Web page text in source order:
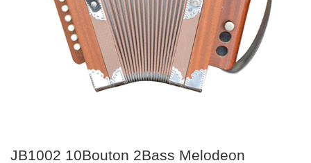
JB1002 10Bouton 2Bass Melodeon